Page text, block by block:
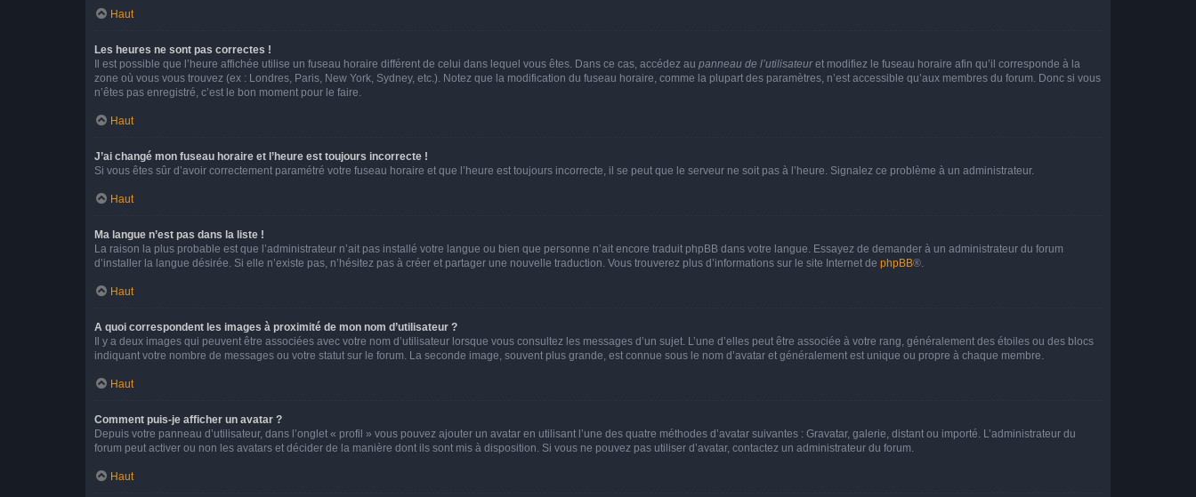
Haut
Les heures ne sont pas correctes !
Il est possible que l’heure affichée utilise un fuseau horaire différent de celui dans lequel vous êtes. Dans ce cas, accédez au panneau de l’utilisateuret modifiez le fuseau horaire afin qu’il corresponde à la
zone où vous vous trouvez (ex : Londres, Paris, New York, Sydney, etc.). Notez que la modification du fuseau horaire, comme la plupart des paramètres, n’est accessible qu’aux membres du forum. Donc si vous
n’êtes pas enregistré, c’est le bon moment pour le faire.
Haut
J’ai changé mon fuseau horaire et l’heure est toujours incorrecte !
Si vous êtes sûr d’avoir correctement paramétré votre fuseau horaire et que l’heure est toujours incorrecte, il se peut que le serveur ne soit pas à l’heure. Signalez ce problème à un administrateur.
Haut
Ma langue n’est pas dans la liste !
La raison la plus probable est que l’administrateur n’ait pas installé votre langue ou bien que personne n’ait encore traduit phpBB dans votre langue. Essayez de demander à un administrateur du forum
d’installer la langue désirée. Si elle n’existe pas, n’hésitez pas à créer et partager une nouvelle traduction. Vous trouverez plus d’informations sur le site Internet de phpBB®.
Haut
A quoi correspondent les images à proximité de mon nom d’utilisateur ?
Il y a deux images qui peuvent être associées avec votre nom d’utilisateur lorsque vous consultez les messages d’un sujet. L’une d’elles peut être associée à votre rang, généralement des étoiles ou des blocs
indiquant votre nombre de messages ou votre statut sur le forum. La seconde image, souvent plus grande, est connue sous le nom d’avatar et généralement est unique ou propre à chaque membre.
Haut
Comment puis-je afficher un avatar ?
Depuis votre panneau d’utilisateur, dans l’onglet « profil » vous pouvez ajouter un avatar en utilisant l’une des quatre méthodes d’avatar suivantes : Gravatar, galerie, distant ou importé. L’administrateur du
forum peut activer ou non les avatars et décider de la manière dont ils sont mis à disposition. Si vous ne pouvez pas utiliser d’avatar, contactez un administrateur du forum.
Haut